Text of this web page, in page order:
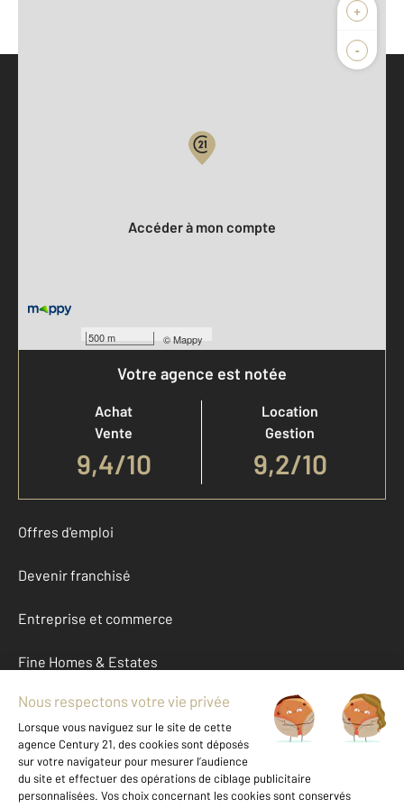
+
-
500 m ©Mappy
Accéder à mon compte
Votre agence est notée
Achat
Vente
9,4/10
Location
Gestion
9,2/10
Offres d'emploi
Devenir franchisé
Entreprise et commerce
Fine Homes & Estates
À propos
International
Nous contacter